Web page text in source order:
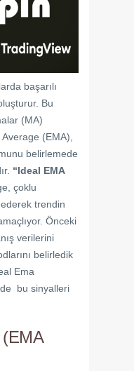
başarılı
Bu
(MA)
(EMA),
belirlemede
“Ideal EMA
çoklu
ederek trendin
Önceki
verilerini
belirledik
Ema
bu sinyalleri